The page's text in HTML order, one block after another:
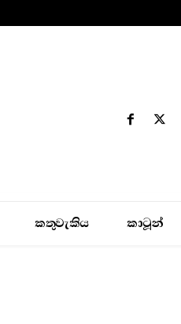
කතුවැකිය කාටූන්